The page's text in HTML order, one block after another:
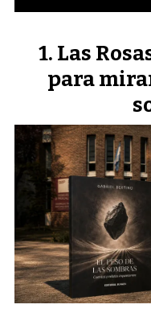
Las
para